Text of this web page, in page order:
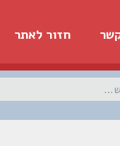
חזור לאתר